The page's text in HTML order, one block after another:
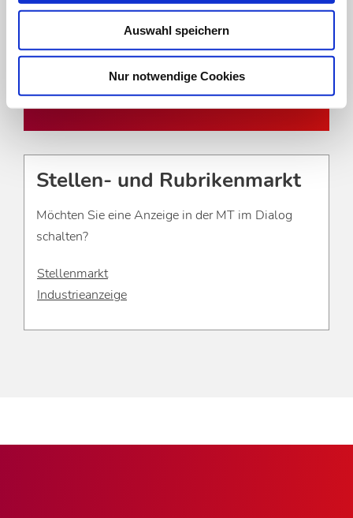
Auswahl speichern
Nur notwendige Cookies
Abonnentennummer registrieren.
zur Registrierung
Zum Login
Stellen- und Rubrikenmarkt
Möchten Sie eine Anzeige in der MT im Dialog
schalten?
Stellenmarkt
Industrieanzeige